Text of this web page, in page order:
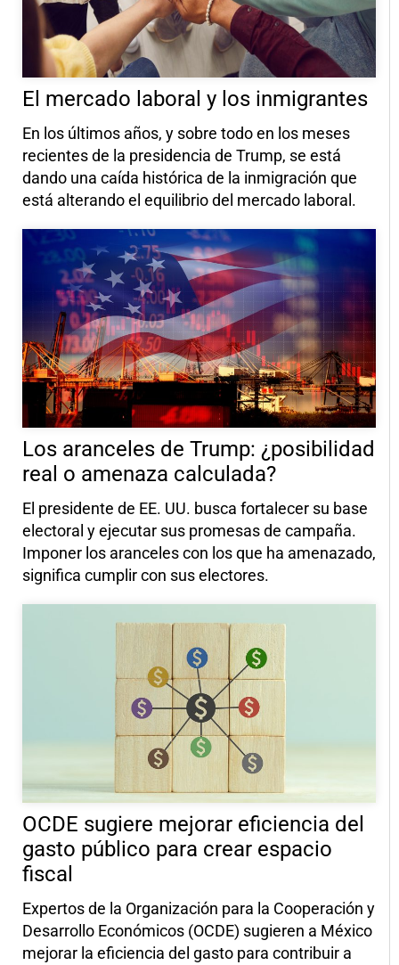
El mercado laboral y los inmigrantes
En los últimos años, y sobre todo en los meses
recientes de la presidencia de Trump, se está
dando una caída histórica de la inmigración que
está alterando el equilibrio del mercado laboral.
Los aranceles de Trump: ¿posibilidad
real o amenaza calculada?
El presidente de EE. UU. busca fortalecer su base
electoral y ejecutar sus promesas de campaña.
Imponer los aranceles con los que ha amenazado,
significa cumplir con sus electores.
OCDE sugiere mejorar eficiencia del
gasto público para crear espacio
fiscal
Expertos de la Organización para la Cooperación y
Desarrollo Económicos (OCDE) sugieren a México
mejorar la eficiencia del gasto para contribuir a